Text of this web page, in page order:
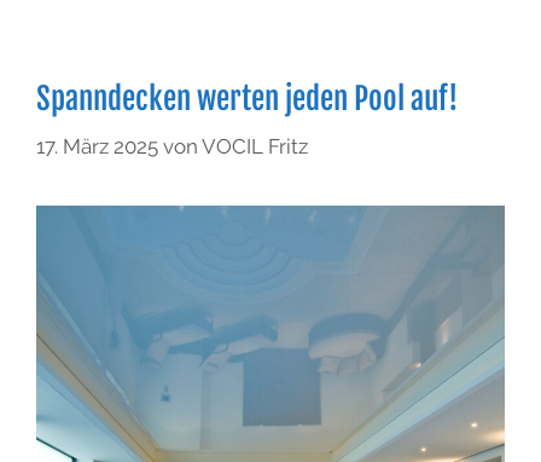
Spanndecken werten jeden Pool auf!
17. März 2025 von VOCIL Fritz